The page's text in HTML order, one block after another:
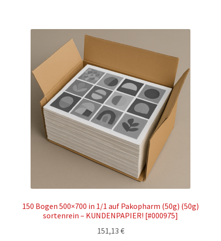
150 Bogen 500×700 in 1/1 auf Pakopharm (50g) (50g)
sortenrein – KUNDENPAPIER! [#000975]
151,13 €